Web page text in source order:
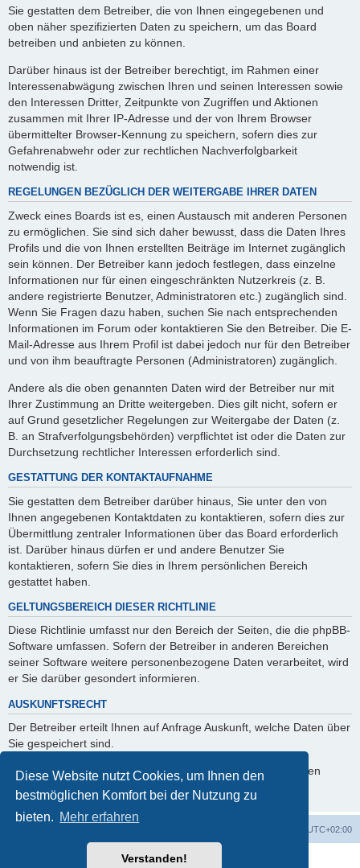
Diese Website nutzt Cookies, um Ihnen den
bestmöglichen Komfort bei der Nutzung zu
bieten. Mehr erfahren
Verstanden!
Sie gestatten dem Betreiber, die von Ihnen eingegebenen und
oben näher spezifizierten Daten zu speichern, um das Board
betreiben und anbieten zu können.
Darüber hinaus ist der Betreiber berechtigt, im Rahmen einer
Interessenabwägung zwischen Ihren und seinen Interessen sowie
den Interessen Dritter, Zeitpunkte von Zugriffen und Aktionen
zusammen mit Ihrer IP-Adresse und der von Ihrem Browser
übermittelter Browser-Kennung zu speichern, sofern dies zur
Gefahrenabwehr oder zur rechtlichen Nachverfolgbarkeit
notwendig ist.
REGELUNGEN BEZÜGLICH DER WEITERGABE IHRER DATEN
Zweck eines Boards ist es, einen Austausch mit anderen Personen
zu ermöglichen. Sie sind sich daher bewusst, dass die Daten Ihres
Profils und die von Ihnen erstellten Beiträge im Internet zugänglich
sein können. Der Betreiber kann jedoch festlegen, dass einzelne
Informationen nur für einen eingeschränkten Nutzerkreis (z. B.
andere registrierte Benutzer, Administratoren etc.) zugänglich sind.
Wenn Sie Fragen dazu haben, suchen Sie nach entsprechenden
Informationen im Forum oder kontaktieren Sie den Betreiber. Die E-
Mail-Adresse aus Ihrem Profil ist dabei jedoch nur für den Betreiber
und von ihm beauftragte Personen (Administratoren) zugänglich.
Andere als die oben genannten Daten wird der Betreiber nur mit
Ihrer Zustimmung an Dritte weitergeben. Dies gilt nicht, sofern er
auf Grund gesetzlicher Regelungen zur Weitergabe der Daten (z.
B. an Strafverfolgungsbehörden) verpflichtet ist oder die Daten zur
Durchsetzung rechtlicher Interessen erforderlich sind.
GESTATTUNG DER KONTAKTAUFNAHME
Sie gestatten dem Betreiber darüber hinaus, Sie unter den von
Ihnen angegebenen Kontaktdaten zu kontaktieren, sofern dies zur
Übermittlung zentraler Informationen über das Board erforderlich
ist. Darüber hinaus dürfen er und andere Benutzer Sie
kontaktieren, sofern Sie dies in Ihrem persönlichen Bereich
gestattet haben.
GELTUNGSBEREICH DIESER RICHTLINIE
Diese Richtlinie umfasst nur den Bereich der Seiten, die die phpBB-
Software umfassen. Sofern der Betreiber in anderen Bereichen
seiner Software weitere personenbezogene Daten verarbeitet, wird
er Sie darüber gesondert informieren.
AUSKUNFTSRECHT
Der Betreiber erteilt Ihnen auf Anfrage Auskunft, welche Daten über
Sie gespeichert sind.
Sie können jederzeit die Löschung bzw. Sperrung Ihrer Daten
verlangen. Kontaktieren Sie hierzu bitte den Betreiber.
UTC+02:00
Powered byphpBB® Forum Software © phpBB Limited